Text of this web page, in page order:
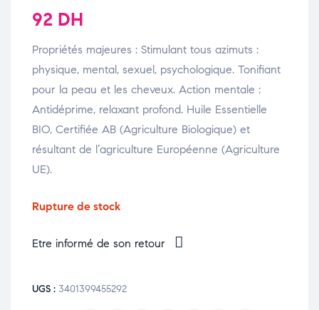
92 DH
Propriétés majeures : Stimulant tous azimuts :
physique, mental, sexuel, psychologique. Tonifiant
pour la peau et les cheveux. Action mentale :
Antidéprime, relaxant profond. Huile Essentielle
BIO, Certifiée AB (Agriculture Biologique) et
résultant de l’agriculture Européenne (Agriculture
UE).
Rupture de stock
Etre informé de son retour
UGS : 3401399455292